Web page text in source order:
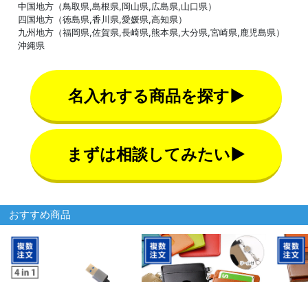
中国地方（鳥取県,島根県,岡山県,広島県,山口県）
四国地方（徳島県,香川県,愛媛県,高知県）
九州地方（福岡県,佐賀県,長崎県,熊本県,大分県,宮崎県,鹿児島県）
沖縄県
名入れする商品を探す▶
まずは相談してみたい▶
おすすめ商品